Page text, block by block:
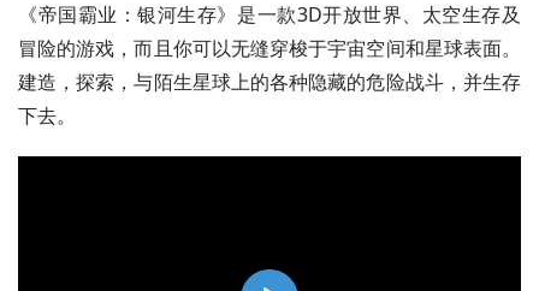
《帝国霸业：银河生存》是一款3D开放世界、太空生存及
冒险的游戏，而且你可以无缝穿梭于宇宙空间和星球表面。
建造，探索，与陌生星球上的各种隐藏的危险战斗，并生存
下去。